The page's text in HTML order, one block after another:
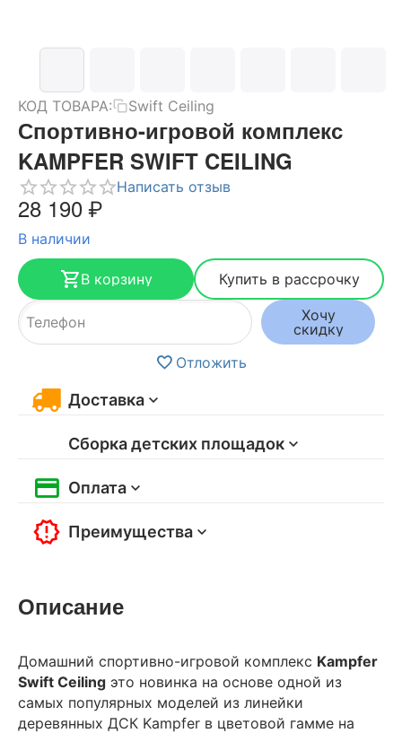
КОД ТОВАРА: Swift Ceiling
Спортивно-игровой комплекс
KAMPFER SWIFT CEILING
Написать отзыв
28 190₽
В наличии
В корзину
Купить в рассрочку
Хочу
скидку
Отложить
Доставка
Сборка детских площадок
Оплата
Преимущества
Описание
Домашний спортивно-игровой комплекс Kampfer
Swift Ceiling это новинка на основе одной из
самых популярных моделей из линейки
деревянных ДСК Kampfer в цветовой гамме на